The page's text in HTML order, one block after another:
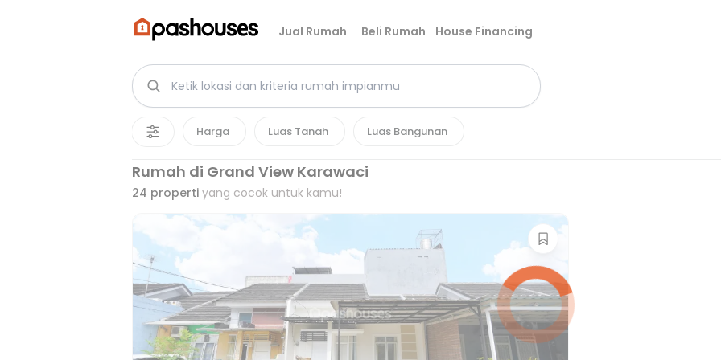
Jual Rumah Beli Rumah House Financing
Harga Luas Tanah Luas Bangunan
Rumah di Grand View Karawaci
24 properti yang cocok untuk kamu!